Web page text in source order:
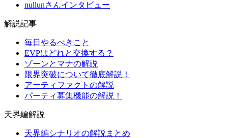
nullunさんインタビュー
解説記事
毎日やるべきこと
EVPはどれと交換する？
ゾーンとマナの解説
限界突破について徹底解説！
アーティファクトの解説
パーティ募集機能の解説！
天界編解説
天界編シナリオの解説まとめ